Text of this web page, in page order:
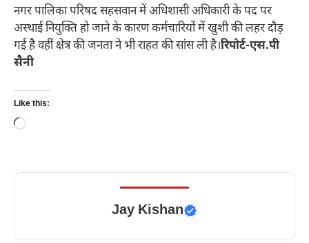
नगर पालिका परिषद सहसवान में अधिशासी अधिकारी के पद पर
अस्थाई नियुक्ति हो जाने के कारण कर्मचारियों में खुशी की लहर दौड़
गई है वहीं क्षेत्र की जनता ने भी राहत की सांस ली है।रिपोर्ट-एस.पी
सैनी
Like this:
Loading…
Jay Kishan